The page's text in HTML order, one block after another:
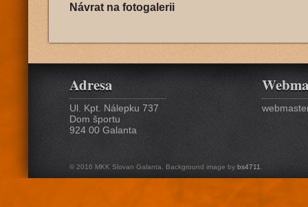
Návrat na fotogalerii
Adresa
Ul. Kpt. Nálepku 737
Dom športu
924 00 Galanta
© 2016 MKK Slovan Galanta. Background image by bs4711